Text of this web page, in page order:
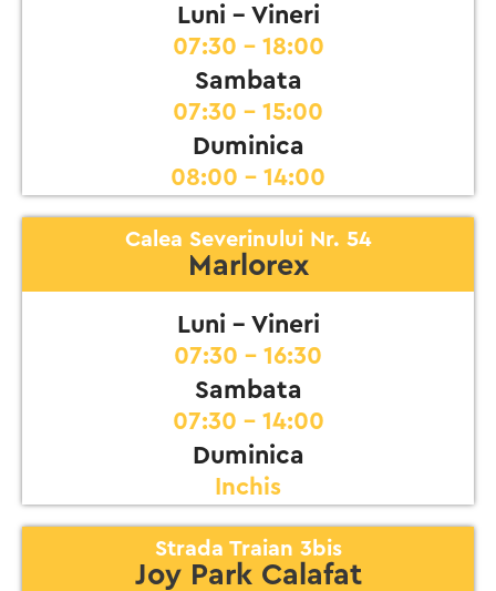
Luni - Vineri
07:30 - 18:00
Sambata
07:30 - 15:00
Duminica
08:00 - 14:00
Calea Severinului Nr. 54
Marlorex
Luni - Vineri
07:30 - 16:30
Sambata
07:30 - 14:00
Duminica
Inchis
Strada Traian 3bis
Joy Park Calafat